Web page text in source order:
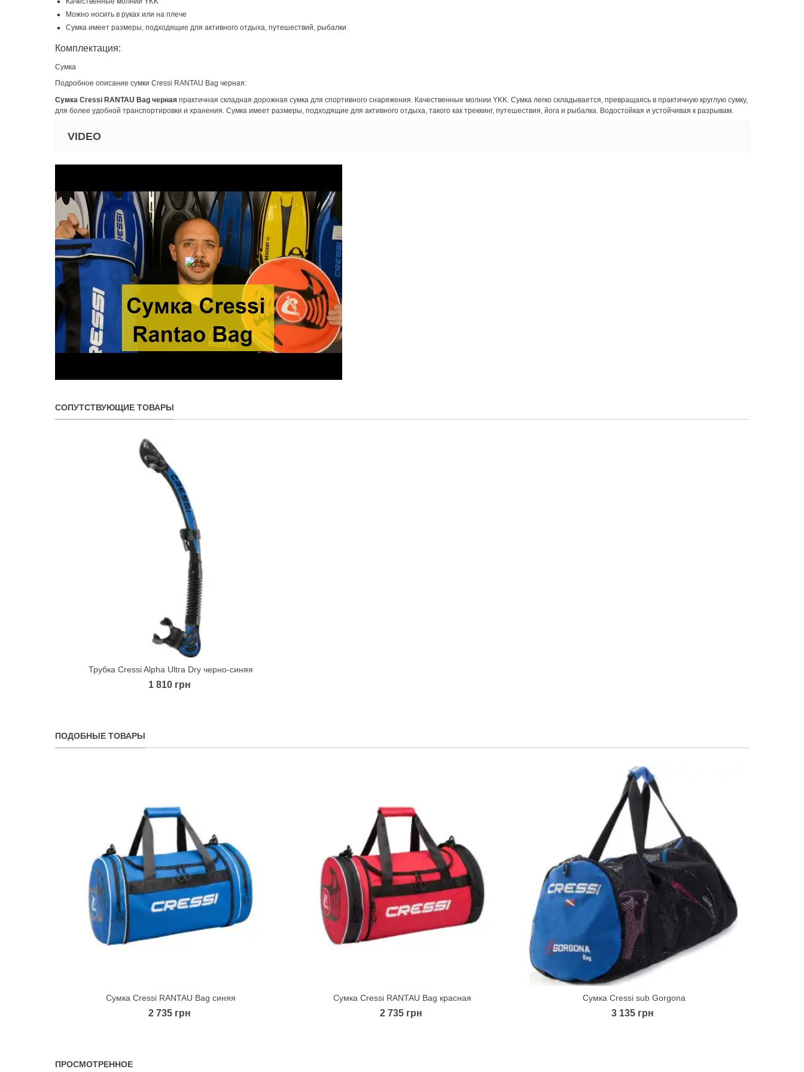
Можно носить в руках или на плече
Сумка имеет размеры, подходящие для активного отдыха, путешествий, рыбалки
Комплектация:
Сумка
Подробное описание сумки Cressi RANTAU Bag черная:
Сумка Cressi RANTAU Bag черная практичная складная дорожная сумка для спортивного снаряжения. Качественные молнии YKK. Сумка легко складывается, превращаясь в практичную круглую сумку,
для более удобной транспортировки и хранения. Сумка имеет размеры, подходящие для активного отдыха, такого как треккинг, путешествия, йога и рыбалка. Водостойкая и устойчивая к разрывам.
VIDEO
СОПУТСТВУЮЩИЕ ТОВАРЫ
Quick view
Трубка Cressi Alpha Ultra Dry черно-синяя
1 810 грн
ПОДОБНЫЕ ТОВАРЫ
Quick view
Сумка Cressi RANTAU Bag синяя
2 735 грн
Quick view
Сумка Cressi RANTAU Bag красная
2 735 грн
Quick view
Сумка Cressi sub Gorgona
3 135 грн
ПРОСМОТРЕННОЕ